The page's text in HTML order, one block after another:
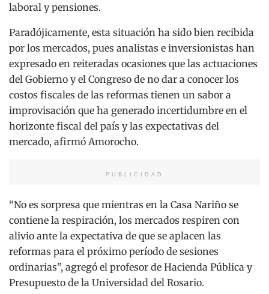
laboral y pensiones.
Paradójicamente, esta situación ha sido bien recibida
por los mercados, pues analistas e inversionistas han
expresado en reiteradas ocasiones que las actuaciones
del Gobierno y el Congreso de no dar a conocer los
costos fiscales de las reformas tienen un sabor a
improvisación que ha generado incertidumbre en el
horizonte fiscal del país y las expectativas del
mercado, afirmó Amorocho.
PUBLICIDAD
“No es sorpresa que mientras en la Casa Nariño se
contiene la respiración, los mercados respiren con
alivio ante la expectativa de que se aplacen las
reformas para el próximo período de sesiones
ordinarias”, agregó el profesor de Hacienda Pública y
Presupuesto de la Universidad del Rosario.